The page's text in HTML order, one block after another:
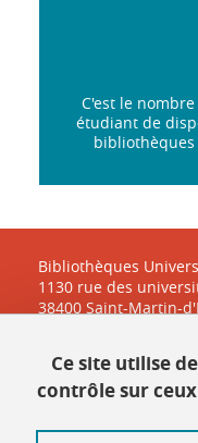
C'est le
étudiant de
Bibliothèques
1130 rue des
38400 Saint-Martin-
Contact
Plan du site
Ce site utilise
contrôle sur